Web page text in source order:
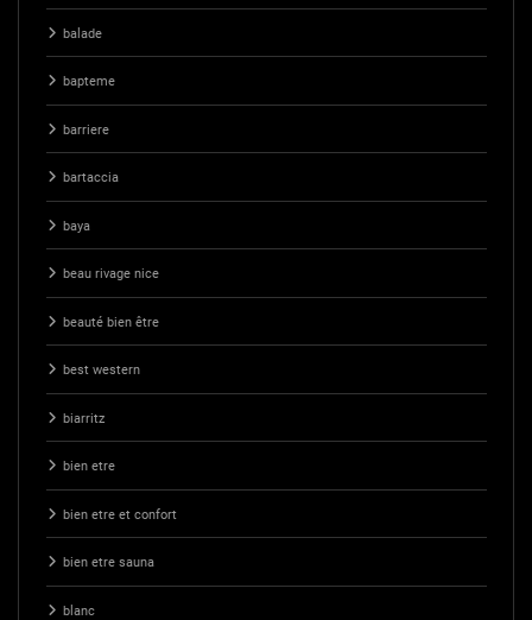
balade
bapteme
barriere
bartaccia
baya
beau rivage nice
beauté bien être
best western
biarritz
bien etre
bien etre et confort
bien etre sauna
blanc